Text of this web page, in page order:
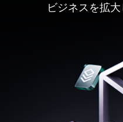
ビジネスを拡